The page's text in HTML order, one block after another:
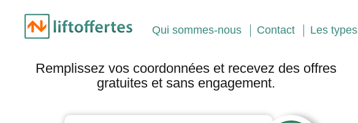
Qui sommes-nous Contact Les types
Remplissez vos coordonnées et recevez des offres
gratuites et sans engagement.